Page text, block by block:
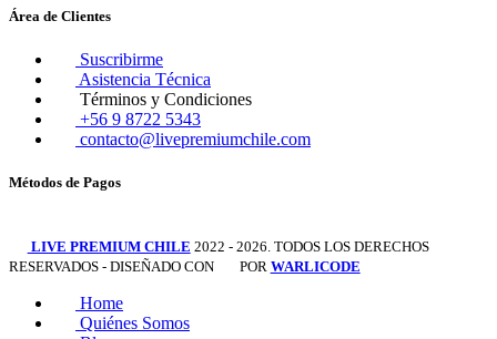
Área de Clientes
Suscribirme
Asistencia Técnica
Términos y Condiciones
+56 9 8722 5343
contacto@livepremiumchile.com
Métodos de Pagos
LIVE PREMIUM CHILE 2022 - 2026. TODOS LOS DERECHOS
RESERVADOS - DISEÑADO CON
POR WARLICODE
Home
Quiénes Somos